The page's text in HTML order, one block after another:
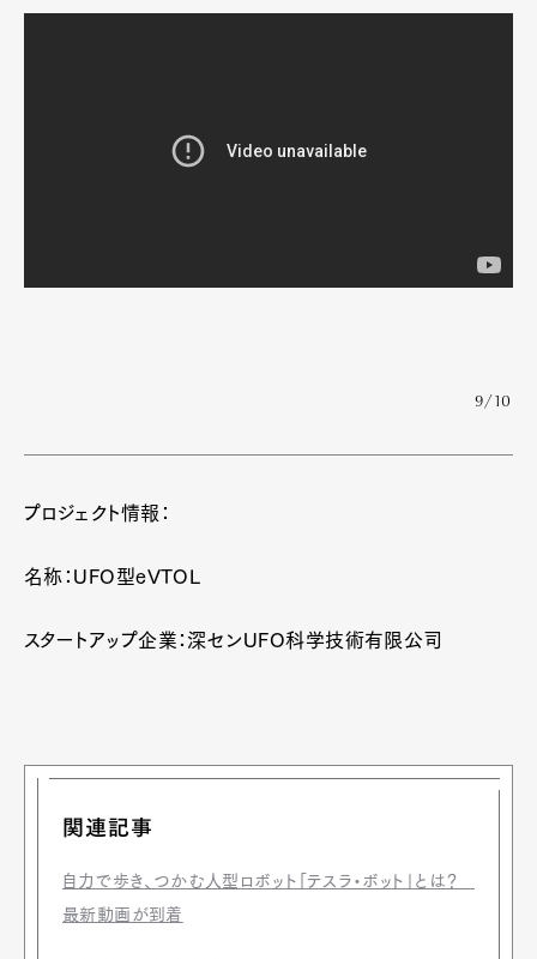
Pen Membership
9/10
プロジェクト情報：
名称：UFO型eVTOL
スタートアップ企業：深センUFO科学技術有限公司
関連記事
自力で歩き、つかむ人型ロボット「テスラ・ボット」とは？
最新動画が到着